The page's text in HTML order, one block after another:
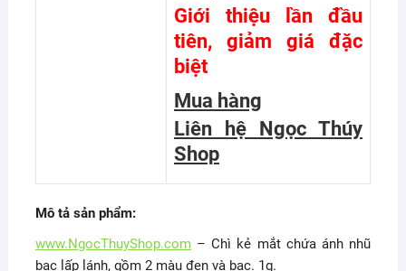
Giới thiệu lần đầu
tiên, giảm giá đặc
biệt
Mua hàng
Liên hệ Ngọc Thúy
Shop
Mô tả sản phẩm:
www.NgocThuyShop.com– Chì kẻ mắt chứa ánh nhũ
bạc lấp lánh, gồm 2 màu đen và bạc. 1g.